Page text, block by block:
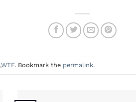
,WTF. Bookmark the permalink.